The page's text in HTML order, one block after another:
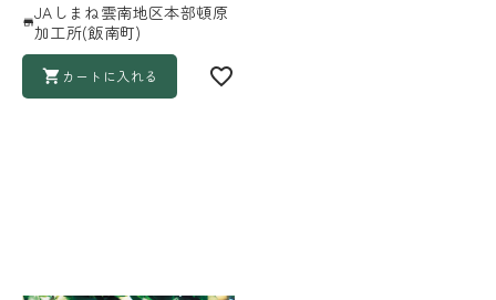
JAしまね雲南地区本部頓原
加工所(飯南町)
カートに入れる